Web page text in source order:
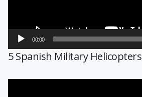
00:00
5 Spanish Military Helicopters